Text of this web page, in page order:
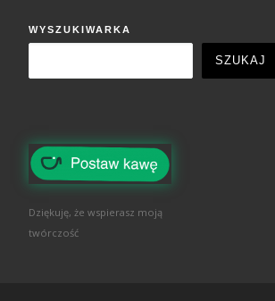
WYSZUKIWARKA
SZUKAJ
Dziękuję, że wspierasz moją
twórczość